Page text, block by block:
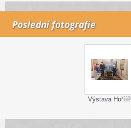
Poslední fotografie
Výstava Hořííí!